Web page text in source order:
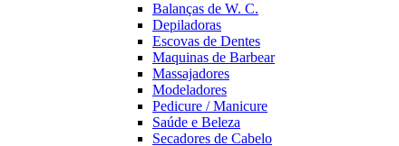
Balanças de W. C.
Depiladoras
Escovas de Dentes
Maquinas de Barbear
Massajadores
Modeladores
Pedicure / Manicure
Saúde e Beleza
Secadores de Cabelo